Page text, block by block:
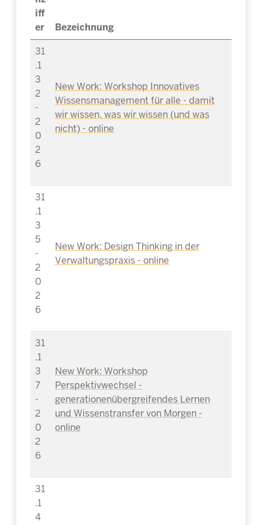
iff
er
Bezeichnung
31
.1
3
2
-
2
0
2
6
New Work: Workshop Innovatives
Wissensmanagement für alle - damit
wir wissen, was wir wissen (und was
nicht) - online
31
.1
3
5
-
2
0
2
6
New Work: Design Thinking in der
Verwaltungspraxis - online
31
.1
3
7
-
2
0
2
6
New Work: Workshop
Perspektivwechsel -
generationenübergreifendes Lernen
und Wissenstransfer von Morgen -
online
31
.1
4